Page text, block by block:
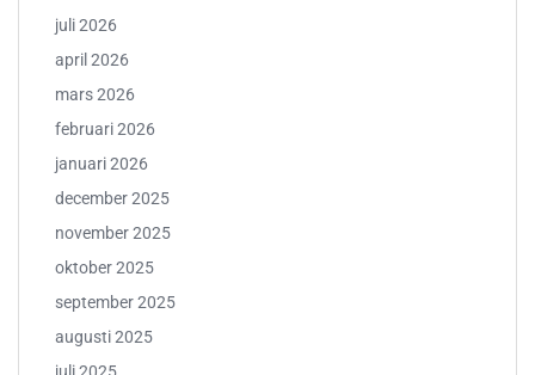
juli 2026
april 2026
mars 2026
februari 2026
januari 2026
december 2025
november 2025
oktober 2025
september 2025
augusti 2025